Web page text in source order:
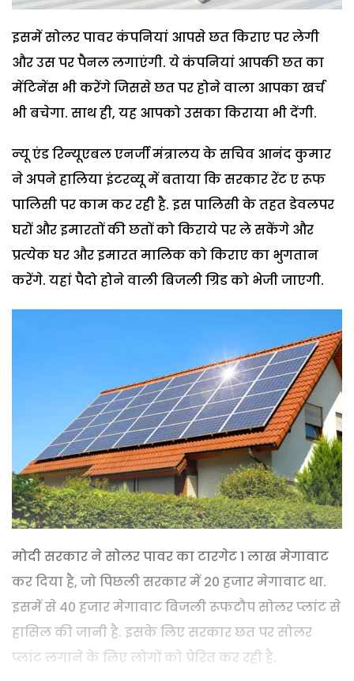
इसमें सोलर पावर कंपनियां आपसे छत किराए पर लेगी
और उस पर पैनल लगाएंगी. ये कंपनियां आपकी छत का
मेंटिनेंस भी करेंगे जिससे छत पर होने वाला आपका खर्च
भी बचेगा. साथ ही, यह आपको उसका किराया भी देंगी.
न्‍यू एंड रिन्‍यूएबल एनर्जी मंत्रालय के सचिव आनंद कुमार
ने अपने हालिया इंटरव्यू में बताया कि सरकार रेंट ए रूफ
पालिसी पर काम कर रही है. इस पालिसी के तहत डेवलपर
घरों और इमारतों की छतों को किराये पर ले सकेंगे और
प्रत्‍येक घर और इमारत मालिक को किराए का भुगतान
करेंगे. यहां पैदो होने वाली बिजली ग्रिड को भेजी जाएगी.
मोदी सरकार ने सोलर पावर का टारगेट 1 लाख मेगावाट
कर दिया है, जो पिछली सरकार में 20 हजार मेगावाट था.
इसमें से 40 हजार मेगावाट बिजली रूफटौप सोलर प्‍लांट से
हासिल की जानी है. इसके लिए सरकार छत पर सोलर
प्‍लांट लगाने के लिए लोगों को प्रेरित कर रही है.